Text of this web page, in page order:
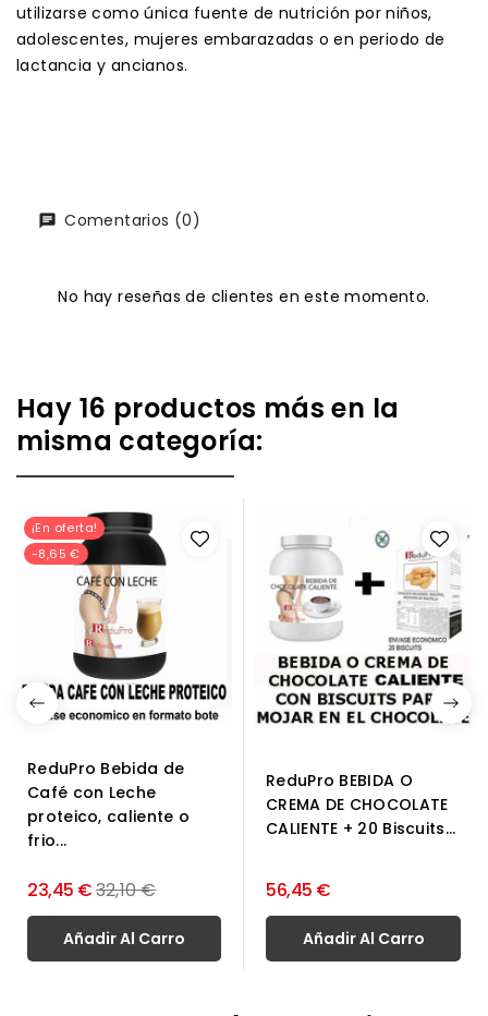
utilizarse como única fuente de nutrición por niños,
adolescentes, mujeres embarazadas o en periodo de
lactancia y ancianos.
Comentarios (0)
No hay reseñas de clientes en este momento.
Hay 16 productos más en la
misma categoría:
¡En oferta!
-8,65 €
ReduPro Bebida de
Café con Leche
proteico, caliente o
frio...
23,45 €Precio
normal
32,10 €
Añadir Al Carro
ReduPro BEBIDA O
CREMA DE CHOCOLATE
CALIENTE + 20 Biscuits...
56,45 €
Añadir Al Carro